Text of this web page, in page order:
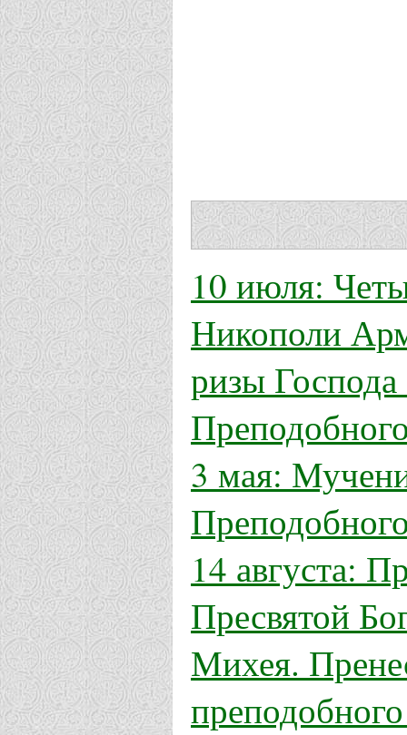
10 июля:
Никополи
ризы
3 мая:
14 августа:
Пресвятой
Михея.